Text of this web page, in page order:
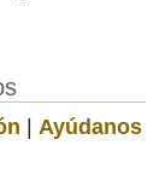
| Ayúdanos